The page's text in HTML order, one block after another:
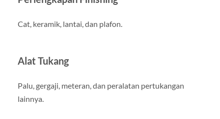
Cat, keramik, lantai, dan plafon.
Alat Tukang
Palu, gergaji, meteran, dan peralatan pertukangan
lainnya.